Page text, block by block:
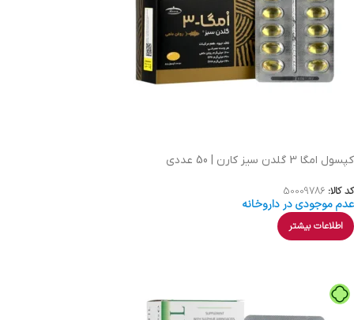
کپسول امگا 3 گلدن سیز کارن | 50 عددی
کد کالا: 50009786
عدم موجودی در داروخانه
اطلاعات بیشتر